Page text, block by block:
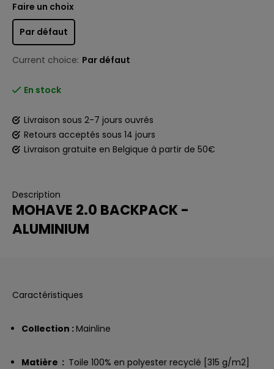
Faire un choix
Par défaut
Current choice: Par défaut
En stock
Livraison sous 2-7 jours ouvrés
Retours acceptés sous 14 jours
Livraison gratuite en Belgique à partir de 50€
Description
MOHAVE 2.0 BACKPACK -
ALUMINIUM
Caractéristiques
Collection :Mainline
Matière : Toile 100% en polyester recyclé [315 g/m2]